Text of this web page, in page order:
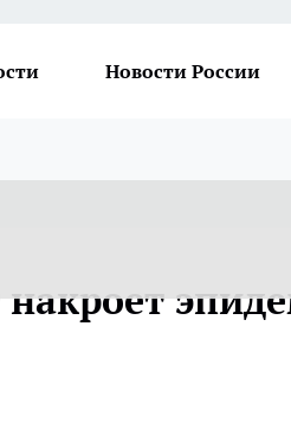
Новости России